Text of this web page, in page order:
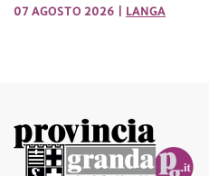
07 AGOSTO 2026 LANGA